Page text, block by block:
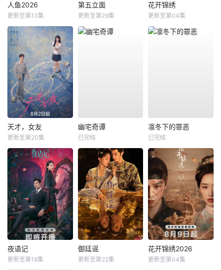
人鱼2026
更新至第13集
第五立面
更新至第29集
花开锦绣
更新至第04集
天才，女友
更新至第20集
幽宅奇谭
已完结
凛冬下的罪恶
已完结
夜语记
更新至第18集
御廷谣
更新至第22集
花开锦绣2026
更新至第04集